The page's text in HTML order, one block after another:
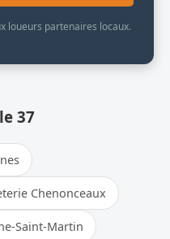
loueurs partenaires locaux.
37
Chenonceaux
Saint-Martin